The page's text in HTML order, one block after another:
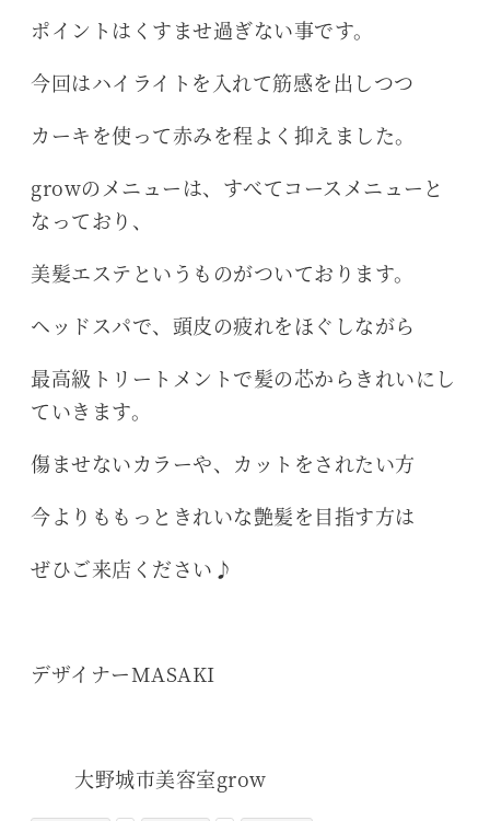
ポイントはくすませ過ぎない事です。
今回はハイライトを入れて筋感を出しつつ
カーキを使って赤みを程よく抑えました。
growのメニューは、すべてコースメニューと
なっており、
美髪エステというものがついております。
ヘッドスパで、頭皮の疲れをほぐしながら
最高級トリートメントで髪の芯からきれいにし
ていきます。
傷ませないカラーや、カットをされたい方
今よりももっときれいな艶髪を目指す方は
ぜひご来店ください♪
デザイナーMASAKI
大野城市美容室grow